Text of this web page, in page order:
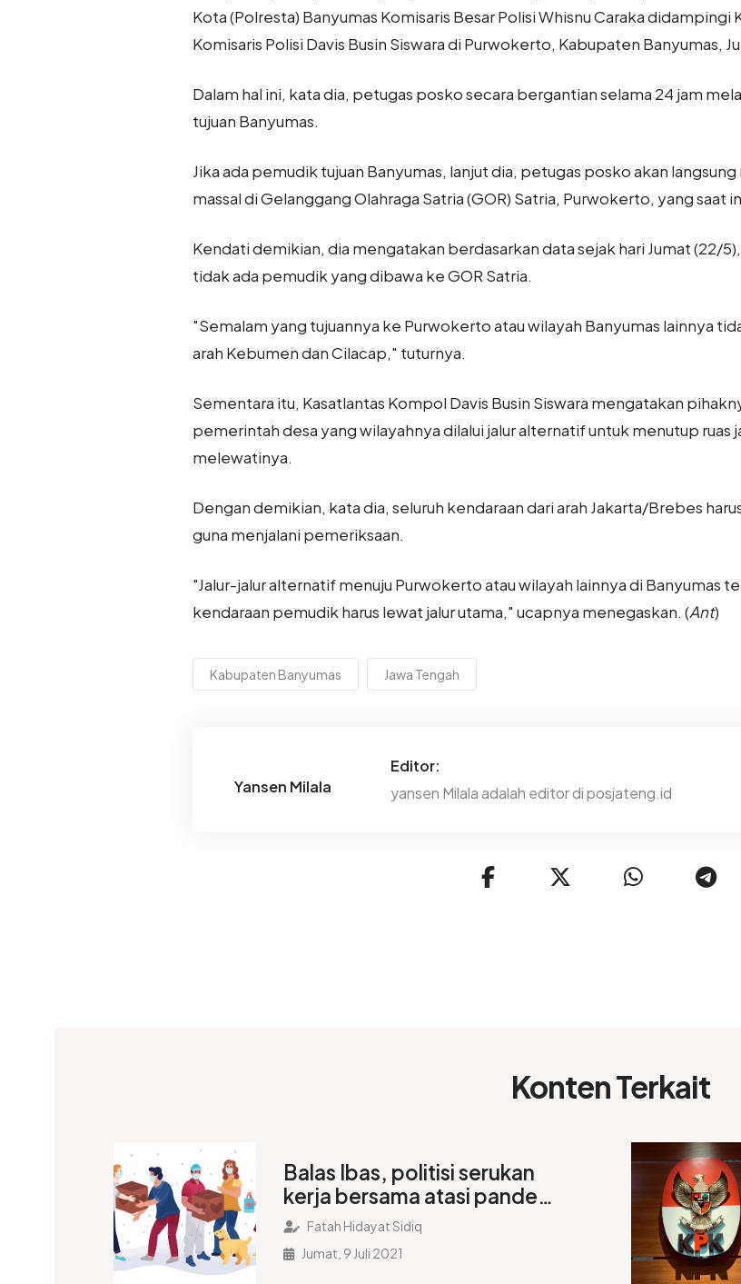
Kota (Polresta) Banyumas Komisaris Besar Polisi Whisnu Caraka didampingi
Komisaris Polisi Davis Busin Siswara di Purwokerto, Kabupaten Banyumas,
Dalam hal ini, kata dia, petugas posko secara bergantian selama 24 jam
tujuan Banyumas.
Jika ada pemudik tujuan Banyumas, lanjut dia, petugas posko akan
massal di Gelanggang Olahraga Satria (GOR) Satria, Purwokerto, yang
Kendati demikian, dia mengatakan berdasarkan data sejak hari Jumat (22/
tidak ada pemudik yang dibawa ke GOR Satria.
"Semalam yang tujuannya ke Purwokerto atau wilayah Banyumas lainnya
arah Kebumen dan Cilacap," tuturnya.
Sementara itu, Kasatlantas Kompol Davis Busin Siswara mengatakan
pemerintah desa yang wilayahnya dilalui jalur alternatif untuk menutup ruas
melewatinya.
Dengan demikian, kata dia, seluruh kendaraan dari arah Jakarta/Brebes
guna menjalani pemeriksaan.
"Jalur-jalur alternatif menuju Purwokerto atau wilayah lainnya di Banyumas
kendaraan pemudik harus lewat jalur utama," ucapnya menegaskan. (Ant)
Kabupaten Banyumas Jawa Tengah
Yansen Milala
Editor:
yansen Milala adalah editor di posjateng.id
Konten Terkait
Balas Ibas, politisi serukan
kerja bersama atasi pandemi
Covid-19
Fatah Hidayat Sidiq
Jumat, 9 Juli 2021